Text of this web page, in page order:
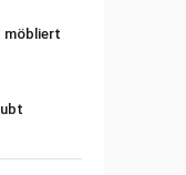
möbliert